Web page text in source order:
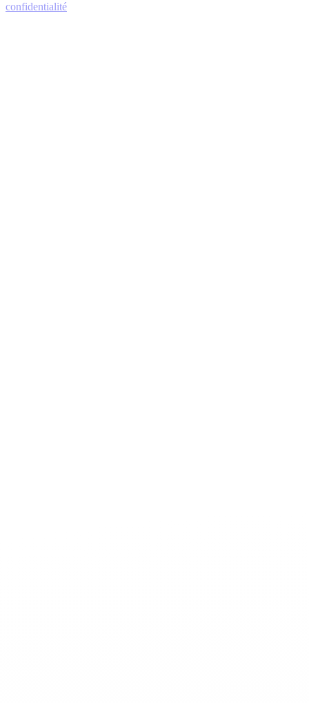
confidentialité